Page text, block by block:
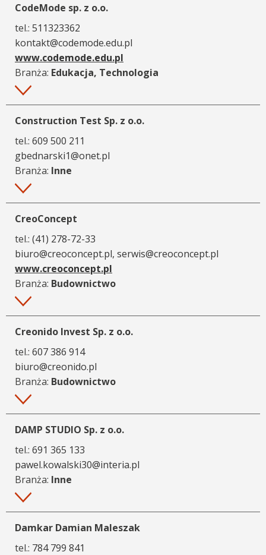
CodeMode sp. z o.o.
tel.: 511323362
kontakt@codemode.edu.pl
www.codemode.edu.pl
Branża: Edukacja, Technologia
Więcej
Construction Test Sp. z o.o.
tel.: 609 500 211
gbednarski1@onet.pl
Branża: Inne
Więcej
CreoConcept
tel.: (41) 278-72-33
biuro@creoconcept.pl, serwis@creoconcept.pl
www.creoconcept.pl
Branża: Budownictwo
Więcej
Creonido Invest Sp. z o.o.
tel.: 607 386 914
biuro@creonido.pl
Branża: Budownictwo
Więcej
DAMP STUDIO Sp. z o.o.
tel.: 691 365 133
pawel.kowalski30@interia.pl
Branża: Inne
Więcej
Damkar Damian Maleszak
tel.: 784 799 841